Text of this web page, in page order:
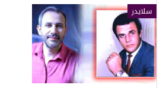
سلايدر